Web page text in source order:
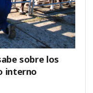
sobre los
interno